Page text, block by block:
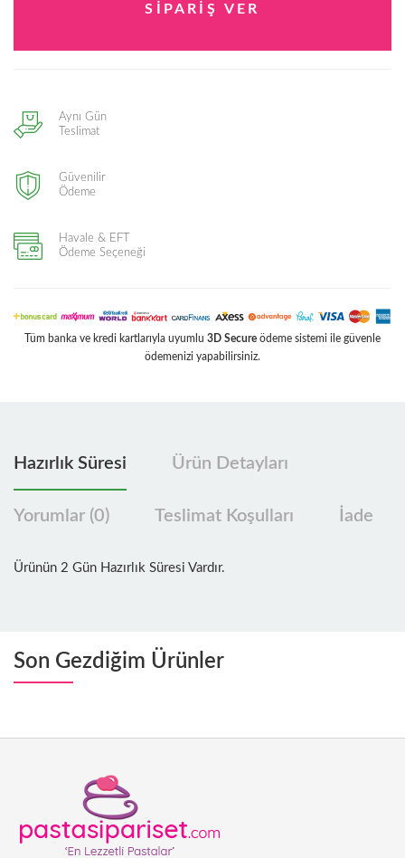
Aynı Gün
Teslimat
Güvenilir
Ödeme
Havale & EFT
Ödeme Seçeneği
Tüm banka ve kredi kartlarıyla uyumlu 3D Secure ödeme sistemi ile güvenle
ödemenizi yapabilirsiniz.
Hazırlık Süresi Ürün Detayları
Yorumlar (0) Teslimat Koşulları İade
Ürünün 2 Gün Hazırlık Süresi Vardır.
Son Gezdiğim Ürünler